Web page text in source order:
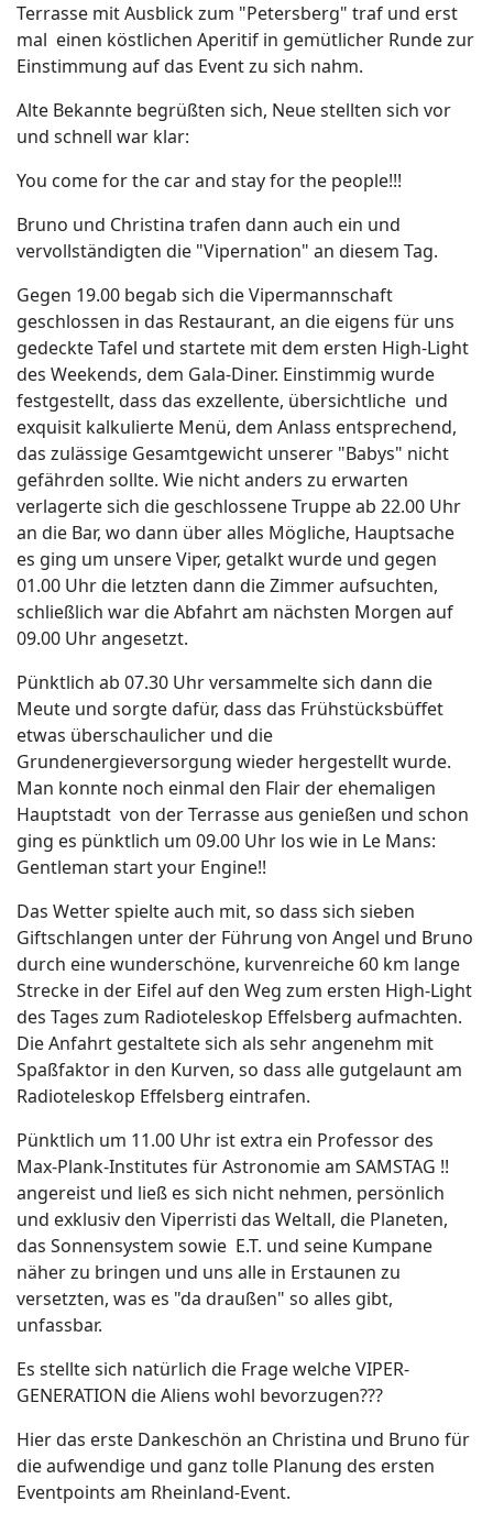
Terrasse mit Ausblick zum "Petersberg" traf und erst
mal einen köstlichen Aperitif in gemütlicher Runde zur
Einstimmung auf das Event zu sich nahm.
Alte Bekannte begrüßten sich, Neue stellten sich vor
und schnell war klar:
You come for the car and stay for the people!!!
Bruno und Christina trafen dann auch ein und
vervollständigten die "Vipernation" an diesem Tag.
Gegen 19.00 begab sich die Vipermannschaft
geschlossen in das Restaurant, an die eigens für uns
gedeckte Tafel und startete mit dem ersten High-Light
des Weekends, dem Gala-Diner. Einstimmig wurde
festgestellt, dass das exzellente, übersichtliche und
exquisit kalkulierte Menü, dem Anlass entsprechend,
das zulässige Gesamtgewicht unserer "Babys" nicht
gefährden sollte. Wie nicht anders zu erwarten
verlagerte sich die geschlossene Truppe ab 22.00 Uhr
an die Bar, wo dann über alles Mögliche, Hauptsache
es ging um unsere Viper, getalkt wurde und gegen
01.00 Uhr die letzten dann die Zimmer aufsuchten,
schließlich war die Abfahrt am nächsten Morgen auf
09.00 Uhr angesetzt.
Pünktlich ab 07.30 Uhr versammelte sich dann die
Meute und sorgte dafür, dass das Frühstücksbüffet
etwas überschaulicher und die
Grundenergieversorgung wieder hergestellt wurde.
Man konnte noch einmal den Flair der ehemaligen
Hauptstadt von der Terrasse aus genießen und schon
ging es pünktlich um 09.00 Uhr los wie in Le Mans:
Gentleman start your Engine!!
Das Wetter spielte auch mit, so dass sich sieben
Giftschlangen unter der Führung von Angel und Bruno
durch eine wunderschöne, kurvenreiche 60 km lange
Strecke in der Eifel auf den Weg zum ersten High-Light
des Tages zum Radioteleskop Effelsberg aufmachten.
Die Anfahrt gestaltete sich als sehr angenehm mit
Spaßfaktor in den Kurven, so dass alle gutgelaunt am
Radioteleskop Effelsberg eintrafen.
Pünktlich um 11.00 Uhr ist extra ein Professor des
Max-Plank-Institutes für Astronomie am SAMSTAG !!
angereist und ließ es sich nicht nehmen, persönlich
und exklusiv den Viperristi das Weltall, die Planeten,
das Sonnensystem sowie E.T. und seine Kumpane
näher zu bringen und uns alle in Erstaunen zu
versetzten, was es "da draußen" so alles gibt,
unfassbar.
Es stellte sich natürlich die Frage welche VIPER-
GENERATION die Aliens wohl bevorzugen???
Hier das erste Dankeschön an Christina und Bruno für
die aufwendige und ganz tolle Planung des ersten
Eventpoints am Rheinland-Event.